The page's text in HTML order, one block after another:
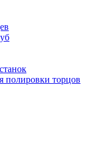
полировки торцов